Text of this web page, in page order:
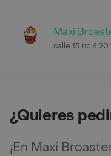
Maxi
calle 15 no 4
¿Quieres
¡En Maxi